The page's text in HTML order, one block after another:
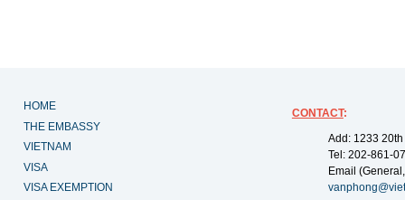
HOME
THE EMBASSY
VIETNAM
VISA
VISA EXEMPTION
CONTACT:
Add: 1233
Tel: 202-861-
Email